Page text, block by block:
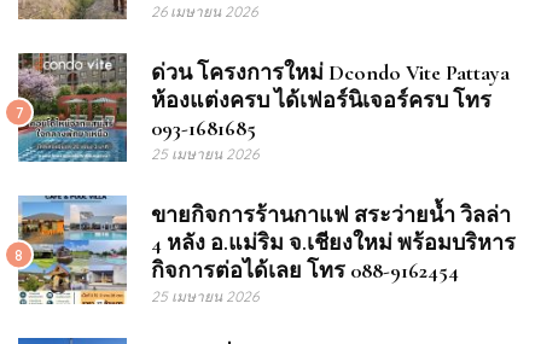
26 เมษายน 2026
7
ด่วน โครงการใหม่ Dcondo Vite Pattaya
ห้องแต่งครบ ได้เฟอร์นิเจอร์ครบ โทร
093-1681685
25 เมษายน 2026
8
ขายกิจการร้านกาแฟ สระว่ายน้ำ วิลล่า
4 หลัง อ.แม่ริม จ.เชียงใหม่ พร้อมบริหาร
กิจการต่อได้เลย โทร 088-9162454
25 เมษายน 2026